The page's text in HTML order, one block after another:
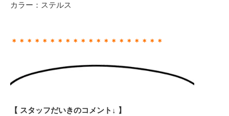
カラー：ステルス
＊＊＊＊＊＊＊＊＊＊＊＊＊＊＊＊＊＊＊＊
【 スタッフだいきのコメント↓ 】